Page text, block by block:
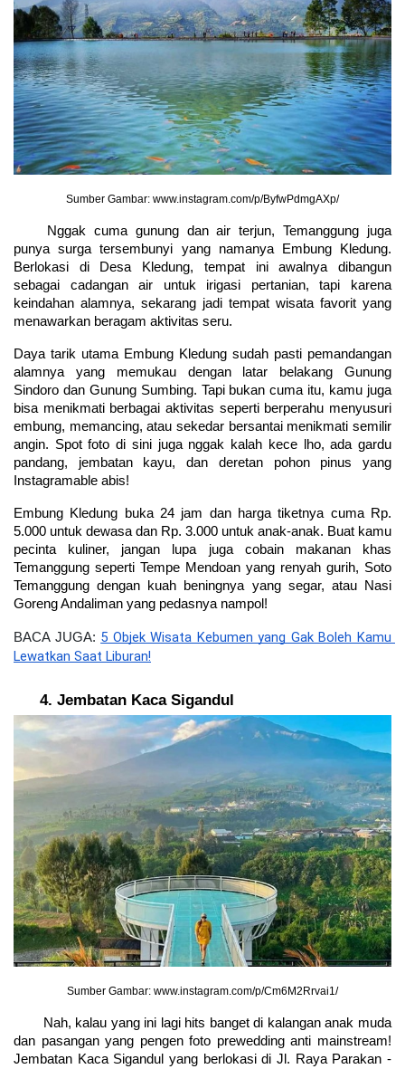
Sumber Gambar: www.instagram.com/p/ByfwPdmgAXp/
Nggak cuma gunung dan air terjun, Temanggung juga
punya surga tersembunyi yang namanya Embung Kledung.
Berlokasi di Desa Kledung, tempat ini awalnya dibangun
sebagai cadangan air untuk irigasi pertanian, tapi karena
keindahan alamnya, sekarang jadi tempat wisata favorit yang
menawarkan beragam aktivitas seru.
Daya tarik utama Embung Kledung sudah pasti pemandangan
alamnya yang memukau dengan latar belakang Gunung
Sindoro dan Gunung Sumbing. Tapi bukan cuma itu, kamu juga
bisa menikmati berbagai aktivitas seperti berperahu menyusuri
embung, memancing, atau sekedar bersantai menikmati semilir
angin. Spot foto di sini juga nggak kalah kece lho, ada gardu
pandang, jembatan kayu, dan deretan pohon pinus yang
Instagramable abis!
Embung Kledung buka 24 jam dan harga tiketnya cuma Rp.
5.000 untuk dewasa dan Rp. 3.000 untuk anak-anak. Buat kamu
pecinta kuliner, jangan lupa juga cobain makanan khas
Temanggung seperti Tempe Mendoan yang renyah gurih, Soto
Temanggung dengan kuah beningnya yang segar, atau Nasi
Goreng Andaliman yang pedasnya nampol!
BACA JUGA: 5 Objek Wisata Kebumen yang Gak Boleh Kamu
Lewatkan Saat Liburan!
Jembatan Kaca Sigandul
Sumber Gambar: www.instagram.com/p/Cm6M2Rrvai1/
Nah, kalau yang ini lagi hits banget di kalangan anak muda
dan pasangan yang pengen foto prewedding anti mainstream!
Jembatan Kaca Sigandul yang berlokasi di Jl. Raya Parakan -